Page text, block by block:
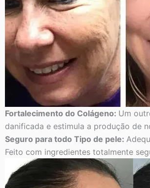
Fortalecimento do Colágeno: Um
danificada e estimula a produção de
Seguro para todo Tipo de pele:
Feito com ingredientes totalmente